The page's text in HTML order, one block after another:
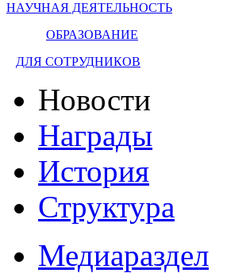
НАУЧНАЯ ДЕЯТЕЛЬНОСТЬ
ОБРАЗОВАНИЕ
ДЛЯ СОТРУДНИКОВ
Новости
Награды
История
Структура
Медиараздел